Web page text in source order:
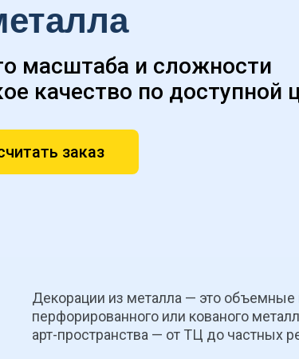
масштаба и сложности
качество по доступной
заказ
Декорации из металла — это объемные
перфорированного или кованого
арт-пространства — от ТЦ до частных